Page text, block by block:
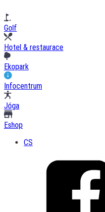
Golf
Hotel & restaurace
Ekopark
Infocentrum
Jóga
Eshop
CS